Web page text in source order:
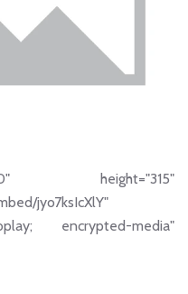
height="315"
jyo7ksIcXlY"
encrypted-media"